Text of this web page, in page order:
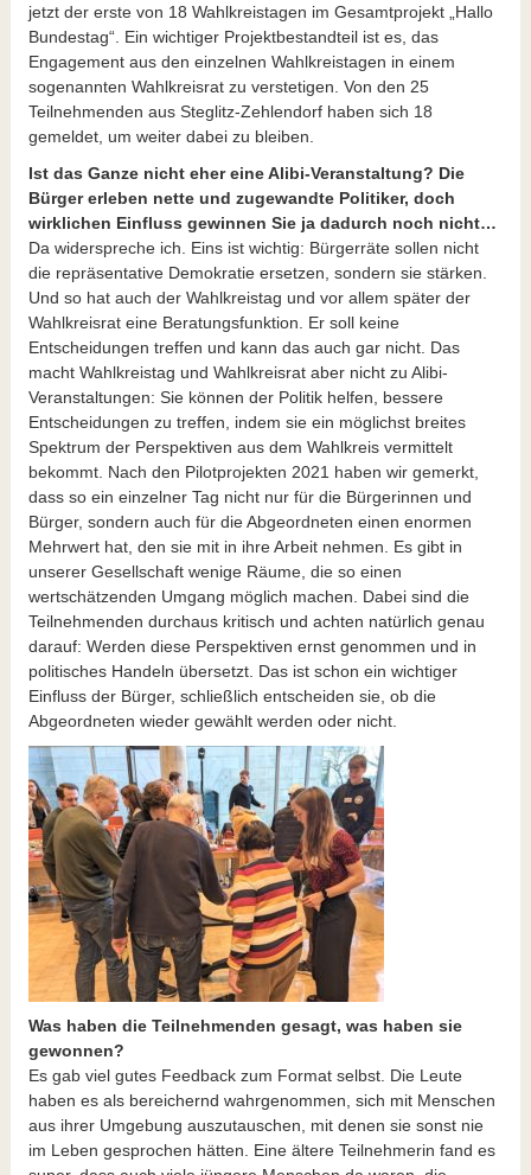
jetzt der erste von 18 Wahlkreistagen im Gesamtprojekt „Hallo
Bundestag“. Ein wichtiger Projektbestandteil ist es, das
Engagement aus den einzelnen Wahlkreistagen in einem
sogenannten Wahlkreisrat zu verstetigen. Von den 25
Teilnehmenden aus Steglitz-Zehlendorf haben sich 18
gemeldet, um weiter dabei zu bleiben.
Ist das Ganze nicht eher eine Alibi-Veranstaltung? Die
Bürger erleben nette und zugewandte Politiker, doch
wirklichen Einfluss gewinnen Sie ja dadurch noch nicht…
Da widerspreche ich. Eins ist wichtig: Bürgerräte sollen nicht
die repräsentative Demokratie ersetzen, sondern sie stärken.
Und so hat auch der Wahlkreistag und vor allem später der
Wahlkreisrat eine Beratungsfunktion. Er soll keine
Entscheidungen treffen und kann das auch gar nicht. Das
macht Wahlkreistag und Wahlkreisrat aber nicht zu Alibi-
Veranstaltungen: Sie können der Politik helfen, bessere
Entscheidungen zu treffen, indem sie ein möglichst breites
Spektrum der Perspektiven aus dem Wahlkreis vermittelt
bekommt. Nach den Pilotprojekten 2021 haben wir gemerkt,
dass so ein einzelner Tag nicht nur für die Bürgerinnen und
Bürger, sondern auch für die Abgeordneten einen enormen
Mehrwert hat, den sie mit in ihre Arbeit nehmen. Es gibt in
unserer Gesellschaft wenige Räume, die so einen
wertschätzenden Umgang möglich machen. Dabei sind die
Teilnehmenden durchaus kritisch und achten natürlich genau
darauf: Werden diese Perspektiven ernst genommen und in
politisches Handeln übersetzt. Das ist schon ein wichtiger
Einfluss der Bürger, schließlich entscheiden sie, ob die
Abgeordneten wieder gewählt werden oder nicht.
Was haben die Teilnehmenden gesagt, was haben sie
gewonnen?
Es gab viel gutes Feedback zum Format selbst. Die Leute
haben es als bereichernd wahrgenommen, sich mit Menschen
aus ihrer Umgebung auszutauschen, mit denen sie sonst nie
im Leben gesprochen hätten. Eine ältere Teilnehmerin fand es